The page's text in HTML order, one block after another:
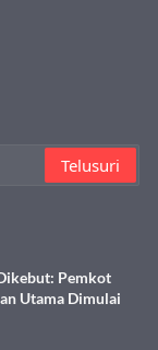
Pemkot
Utama Dimulai